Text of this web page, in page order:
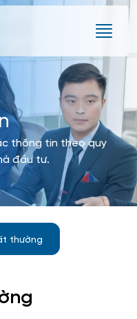
thông tin theo quy
đầu tư.
thường